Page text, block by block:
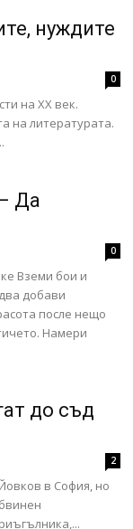
нуждите
0
на XX век.
на литературата.
Да
0
Вземи бои и
добави
после нещо
Намери
до съд
2
в София, но